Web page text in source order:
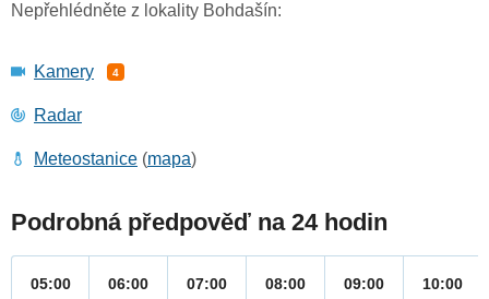
Nepřehlédněte z lokality Bohdašín:
Kamery 4
Radar
Meteostanice (mapa)
Podrobná předpověď na 24 hodin
05:00 06:00 07:00 08:00 09:00 10:00